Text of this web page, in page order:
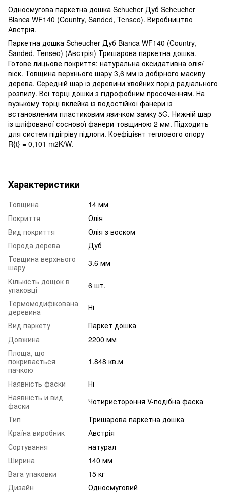
Односмугова паркетна дошка Schucher Дуб Scheucher
Bianca WF140 (Country, Sanded, Tenseo). Виробництво
Австрія.
Паркетна дошка Scheucher Дуб Bianca WF140 (Country,
Sanded, Tenseo) (Австрія) Тришарова паркетна дошка.
Готове лицьове покриття: натуральна оксидативна олія/
віск. Товщина верхнього шару 3,6 мм із добірного масиву
дерева. Середній шар із деревини хвойних порід радіального
розпилу. Всі торці дошки з гідрофобним просоченням. На
вузькому торці вклейка із водостійкої фанери із
встановленим пластиковим язичком замку 5G. Нижній шар
із шліфованої соснової фанери товщиною 2 мм. Підходить
для систем підігріву підлоги. Коефіцієнт теплового опору
R{t} = 0,101 m2K/W.
Характеристики
Товщина
14 мм
Покриття
Олія
Вид покриття
Олія з воском
Порода дерева
Дуб
Товщина верхнього
шару
3.6 мм
Кількість дощок в
упаковці
6 шт.
Термомодифікована
деревина
Ні
Вид паркету
Паркет дошка
Довжина
2200 мм
Площа, що
покривається
пачкою
1.848 кв.м
Наявність фаски
Ні
Наявність и вид
фаски
Чотиристороння V-подібна фаска
Тип
Тришарова паркетна дошка
Країна виробник
Австрія
Сортування
натурал
Ширина
140 мм
Вага упаковки
15 кг
Дизайн
Односмуговий